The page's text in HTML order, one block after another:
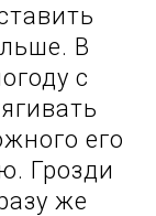
В
с
его
Грозди
же